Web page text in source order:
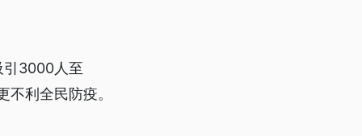
引3000人至
利全民防疫。